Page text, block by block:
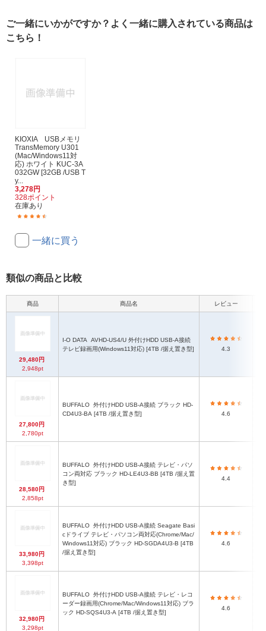
ご一緒にいかがですか？よく一緒に購入されている商品は
こちら！
KIOXIA USBメモリ
TransMemory U301
(Mac/Windows11対
応) ホワイト KUC-3A
032GW [32GB /USB T
y...
3,278円
328ポイント
在庫あり
一緒に買う
類似の商品と比較
商品 商品名 レビュー
29,480円
2,948pt
I-O DATA
テレビ録画用(Windows11対応) [4TB /据え置き型]
4.3
27,800円
2,780pt
BUFFALO
CD4U3-BA [4TB /据え置き型]
4.6
28,580円
2,858pt
BUFFALO
コン両対応 ブラック HD-LE4U3-BB [4TB /据え置
き型]
4.4
33,980円
3,398pt
BUFFALO
cドライブ テレビ・パソコン両対応(Chrome/Mac/
Windows11対応) ブラック HD-SGDA4U3-B [4TB
/据え置き型]
4.6
32,980円
3,298pt
BUFFALO
ーダー録画用(Chrome/Mac/Windows11対応) ブラ
ック HD-SQS4U3-A [4TB /据え置き型]
4.6